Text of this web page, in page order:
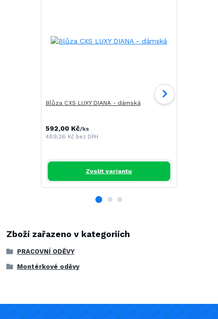
Blůza CXS LUXY DIANA - dámská
592,00 Kč/ks
489,26 Kč bez DPH
Zvolit variantu
Zboží zařazeno v kategoriích
PRACOVNÍ ODĚVY
Montérkové oděvy